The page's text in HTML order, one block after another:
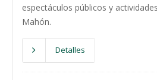
espectáculos públicos y
Mahón.
Detalles